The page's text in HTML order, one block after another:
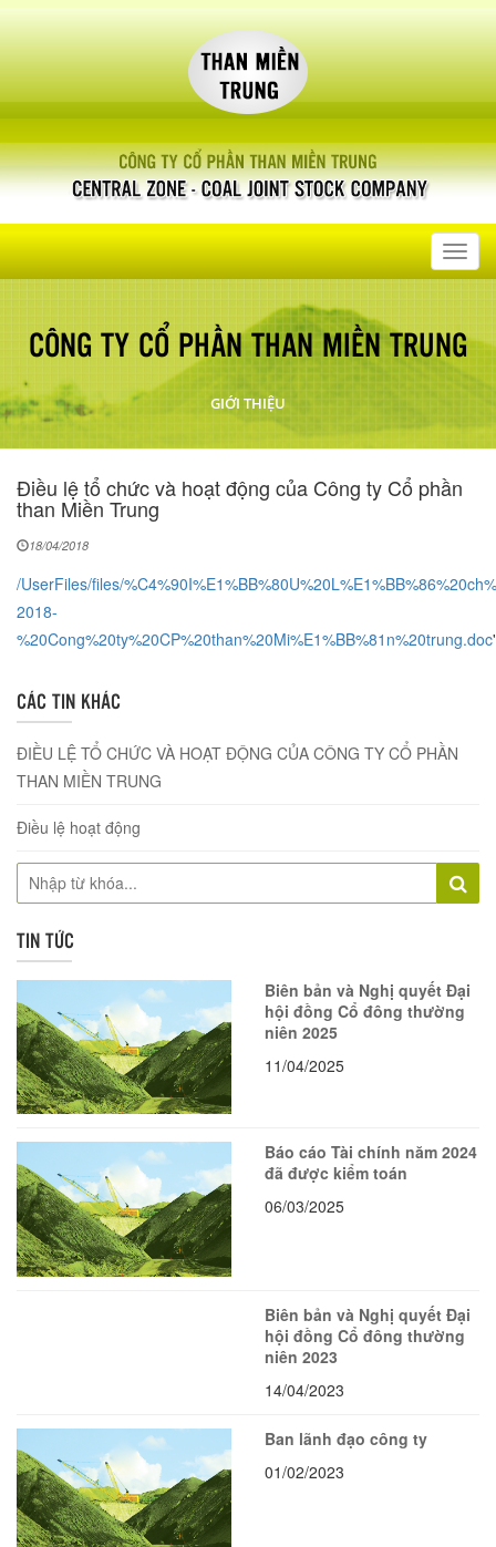
CÔNG TY CỔ PHẦN THAN MIỀN TRUNG
GIỚI THIỆU
Điều lệ tổ chức và hoạt động của Công ty Cổ phần
than Miền Trung
18/04/2018
/UserFiles/files/
2018-
%20Cong%20ty%20CP%20than%20Mi%E1%BB%81n%20trung.doc'
CÁC TIN KHÁC
ĐIỀU LỆ TỔ CHỨC VÀ HOẠT ĐỘNG CỦA CÔNG TY CỔ PHẦN
THAN MIỀN TRUNG
Điều lệ hoạt động
TIN TỨC
Biên bản và Nghị quyết Đại
hội đồng Cổ đông thường
niên 2025
11/04/2025
Báo cáo Tài chính năm 2024
đã được kiểm toán
06/03/2025
Biên bản và Nghị quyết Đại
hội đồng Cổ đông thường
niên 2023
14/04/2023
Ban lãnh đạo công ty
01/02/2023